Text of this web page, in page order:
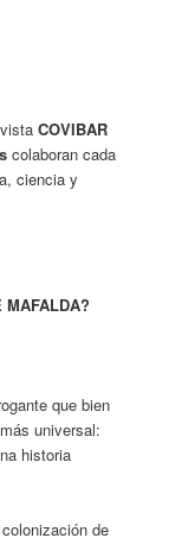
COVIBAR
colaboran cada
ciencia y
que bien
universal:
historia
de